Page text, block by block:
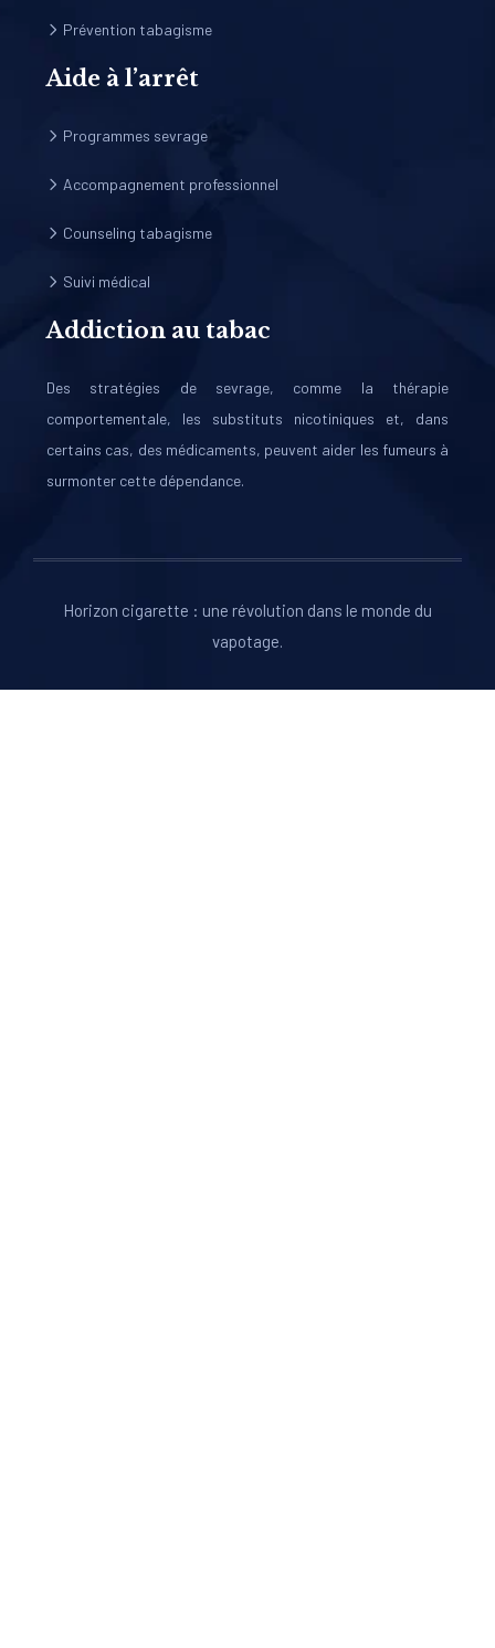
Prévention tabagisme
Aide à l’arrêt
Programmes sevrage
Accompagnement professionnel
Counseling tabagisme
Suivi médical
Addiction au tabac
Des stratégies de sevrage, comme la thérapie
comportementale, les substituts nicotiniques et, dans
certains cas, des médicaments, peuvent aider les fumeurs à
surmonter cette dépendance.
Horizon cigarette : une révolution dans le monde du
vapotage.